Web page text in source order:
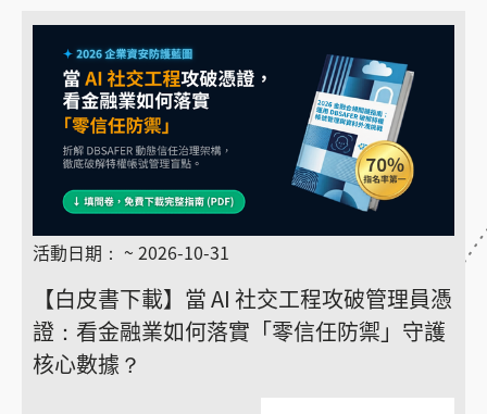
活動日期： ~ 2026-10-31
【白皮書下載】當 AI 社交工程攻破管理員憑
證：看金融業如何落實「零信任防禦」守護
核心數據？